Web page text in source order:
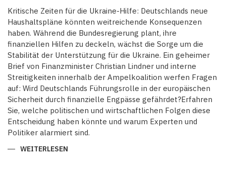
Kritische Zeiten für die Ukraine-Hilfe: Deutschlands neue
Haushaltspläne könnten weitreichende Konsequenzen
haben. Während die Bundesregierung plant, ihre
finanziellen Hilfen zu deckeln, wächst die Sorge um die
Stabilität der Unterstützung für die Ukraine. Ein geheimer
Brief von Finanzminister Christian Lindner und interne
Streitigkeiten innerhalb der Ampelkoalition werfen Fragen
auf: Wird Deutschlands Führungsrolle in der europäischen
Sicherheit durch finanzielle Engpässe gefährdet?Erfahren
Sie, welche politischen und wirtschaftlichen Folgen diese
Entscheidung haben könnte und warum Experten und
Politiker alarmiert sind.
WEITERLESEN